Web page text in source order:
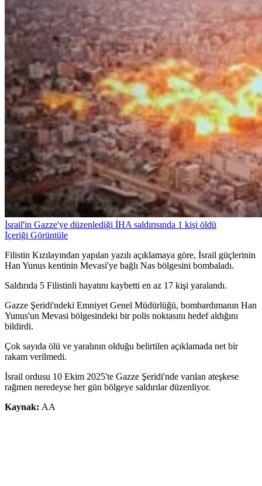
İsrail'in Gazze'ye düzenlediği İHA saldırısında 1 kişi öldü
İçeriği Görüntüle
Filistin Kızılayından yapılan yazılı açıklamaya göre, İsrail güçlerinin
Han Yunus kentinin Mevasi'ye bağlı Nas bölgesini bombaladı.
Saldırıda 5 Filistinli hayatını kaybetti en az 17 kişi yaralandı.
Gazze Şeridi'ndeki Emniyet Genel Müdürlüğü, bombardımanın Han
Yunus'un Mevasi bölgesindeki bir polis noktasını hedef aldığını
bildirdi.
Çok sayıda ölü ve yaralının olduğu belirtilen açıklamada net bir
rakam verilmedi.
İsrail ordusu 10 Ekim 2025'te Gazze Şeridi'nde varılan ateşkese
rağmen neredeyse her gün bölgeye saldırılar düzenliyor.
Kaynak: AA